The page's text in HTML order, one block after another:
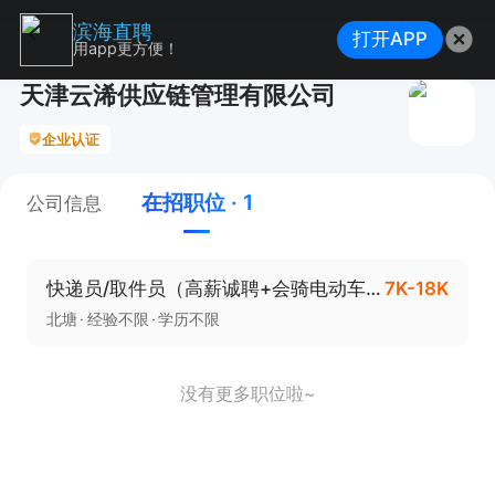
天津云浠供应链管理有限公司
企业认证
公司信息 在招职位 · 1
快递员/取件员（高薪诚聘+会骑电动车就行） 7K-18K
北塘 经验不限 学历不限
没有更多职位啦~
滨海直聘
用app更方便！ 打开APP